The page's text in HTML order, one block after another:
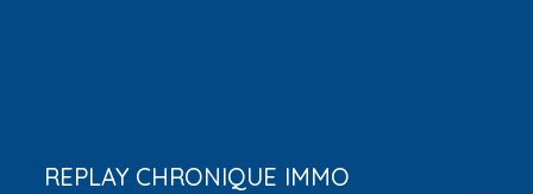
REPLAY CHRONIQUE IMMO